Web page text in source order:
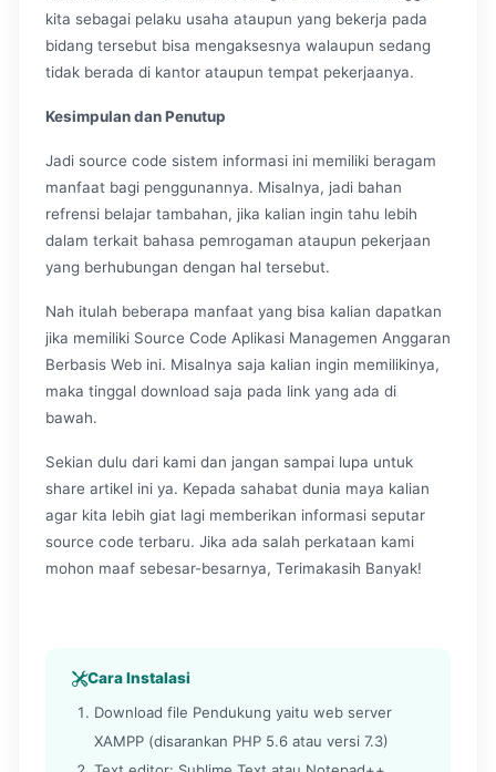
kita sebagai pelaku usaha ataupun yang bekerja pada
bidang tersebut bisa mengaksesnya walaupun sedang
tidak berada di kantor ataupun tempat pekerjaanya.
Kesimpulan dan Penutup
Jadi source code sistem informasi ini memiliki beragam
manfaat bagi penggunannya. Misalnya, jadi bahan
refrensi belajar tambahan, jika kalian ingin tahu lebih
dalam terkait bahasa pemrogaman ataupun pekerjaan
yang berhubungan dengan hal tersebut.
Nah itulah beberapa manfaat yang bisa kalian dapatkan
jika memiliki Source Code Aplikasi Managemen Anggaran
Berbasis Web ini. Misalnya saja kalian ingin memilikinya,
maka tinggal download saja pada link yang ada di
bawah.
Sekian dulu dari kami dan jangan sampai lupa untuk
share artikel ini ya. Kepada sahabat dunia maya kalian
agar kita lebih giat lagi memberikan informasi seputar
source code terbaru. Jika ada salah perkataan kami
mohon maaf sebesar-besarnya, Terimakasih Banyak!
Cara Instalasi
Download file Pendukung yaitu web server
XAMPP (disarankan PHP 5.6 atau versi 7.3)